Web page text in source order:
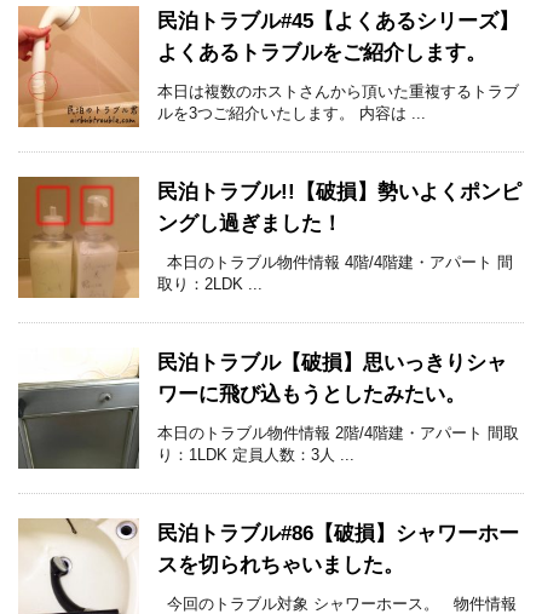
民泊トラブル#45【よくあるシリーズ】
よくあるトラブルをご紹介します。
本日は複数のホストさんから頂いた重複するトラブ
ルを3つご紹介いたします。 内容は ...
民泊トラブル!!【破損】勢いよくポンピ
ングし過ぎました！
本日のトラブル物件情報 4階/4階建・アパート 間
取り：2LDK ...
民泊トラブル【破損】思いっきりシャ
ワーに飛び込もうとしたみたい。
本日のトラブル物件情報 2階/4階建・アパート 間取
り：1LDK 定員人数：3人 ...
民泊トラブル#86【破損】シャワーホー
スを切られちゃいました。
今回のトラブル対象 シャワーホース。 物件情報